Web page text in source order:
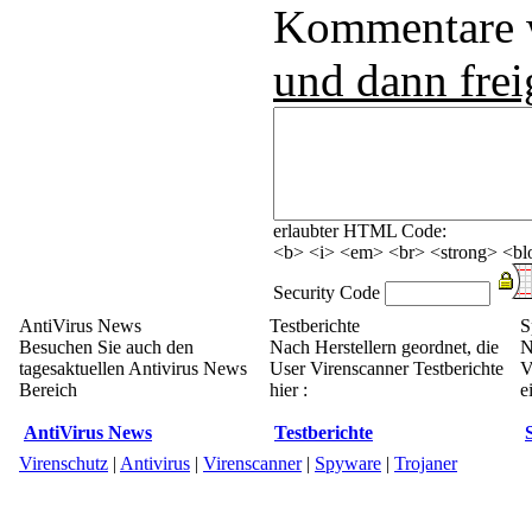
und dann
erlaubter HTML Code:
<b> <i> <em> <br> <strong>
Security Code
AntiVirus News
Besuchen Sie auch den
tagesaktuellen Antivirus News
Bereich
AntiVirus News
Testberichte
Nach Herstellern geordnet, die
User Virenscanner Testberichte
hier :
Testberichte
Virenschutz | Antivirus | Virenscanner| Spyware | Trojaner